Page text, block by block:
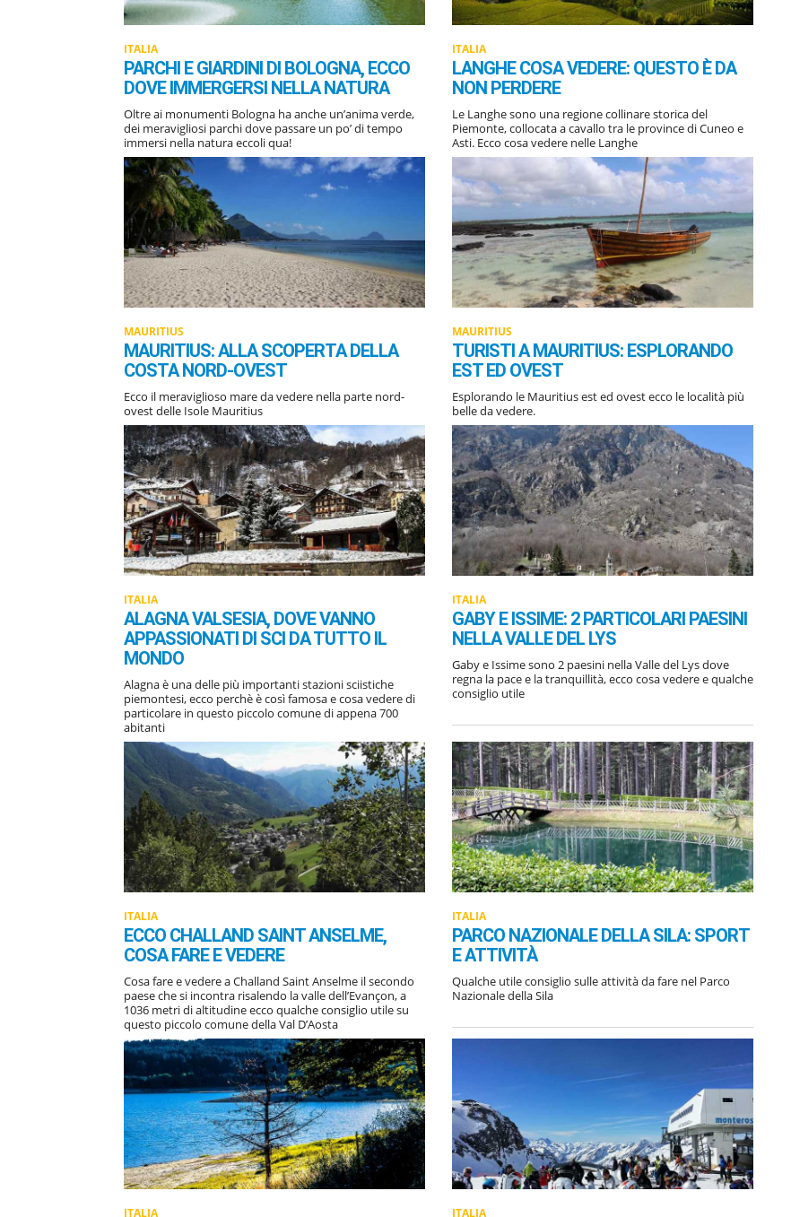
ITALIA
PARCHI E GIARDINI DI BOLOGNA, ECCO
DOVE IMMERGERSI NELLA NATURA
Oltre ai monumenti Bologna ha anche un’anima verde,
dei meravigliosi parchi dove passare un po’ di tempo
immersi nella natura eccoli qua!
ITALIA
LANGHE COSA VEDERE: QUESTO È DA
NON PERDERE
Le Langhe sono una regione collinare storica del
Piemonte, collocata a cavallo tra le province di Cuneo e
Asti. Ecco cosa vedere nelle Langhe
MAURITIUS
MAURITIUS: ALLA SCOPERTA DELLA
COSTA NORD-OVEST
Ecco il meraviglioso mare da vedere nella parte nord-
ovest delle Isole Mauritius
MAURITIUS
TURISTI A MAURITIUS: ESPLORANDO
EST ED OVEST
Esplorando le Mauritius est ed ovest ecco le località più
belle da vedere.
ITALIA
ALAGNA VALSESIA, DOVE VANNO
APPASSIONATI DI SCI DA TUTTO IL
MONDO
Alagna è una delle più importanti stazioni sciistiche
piemontesi, ecco perchè è così famosa e cosa vedere di
particolare in questo piccolo comune di appena 700
abitanti
ITALIA
GABY E ISSIME: 2 PARTICOLARI PAESINI
NELLA VALLE DEL LYS
Gaby e Issime sono 2 paesini nella Valle del Lys dove
regna la pace e la tranquillità, ecco cosa vedere e qualche
consiglio utile
ITALIA
ECCO CHALLAND SAINT ANSELME,
COSA FARE E VEDERE
Cosa fare e vedere a Challand Saint Anselme il secondo
paese che si incontra risalendo la valle dell’Evançon, a
1036 metri di altitudine ecco qualche consiglio utile su
questo piccolo comune della Val D’Aosta
ITALIA
PARCO NAZIONALE DELLA SILA: SPORT
E ATTIVITÀ
Qualche utile consiglio sulle attività da fare nel Parco
Nazionale della Sila
ITALIA ITALIA